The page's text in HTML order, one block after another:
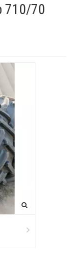
710/70